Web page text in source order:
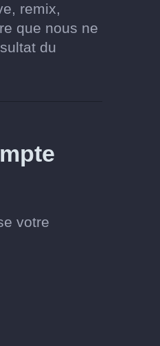
remix,
que nous ne
du
votre